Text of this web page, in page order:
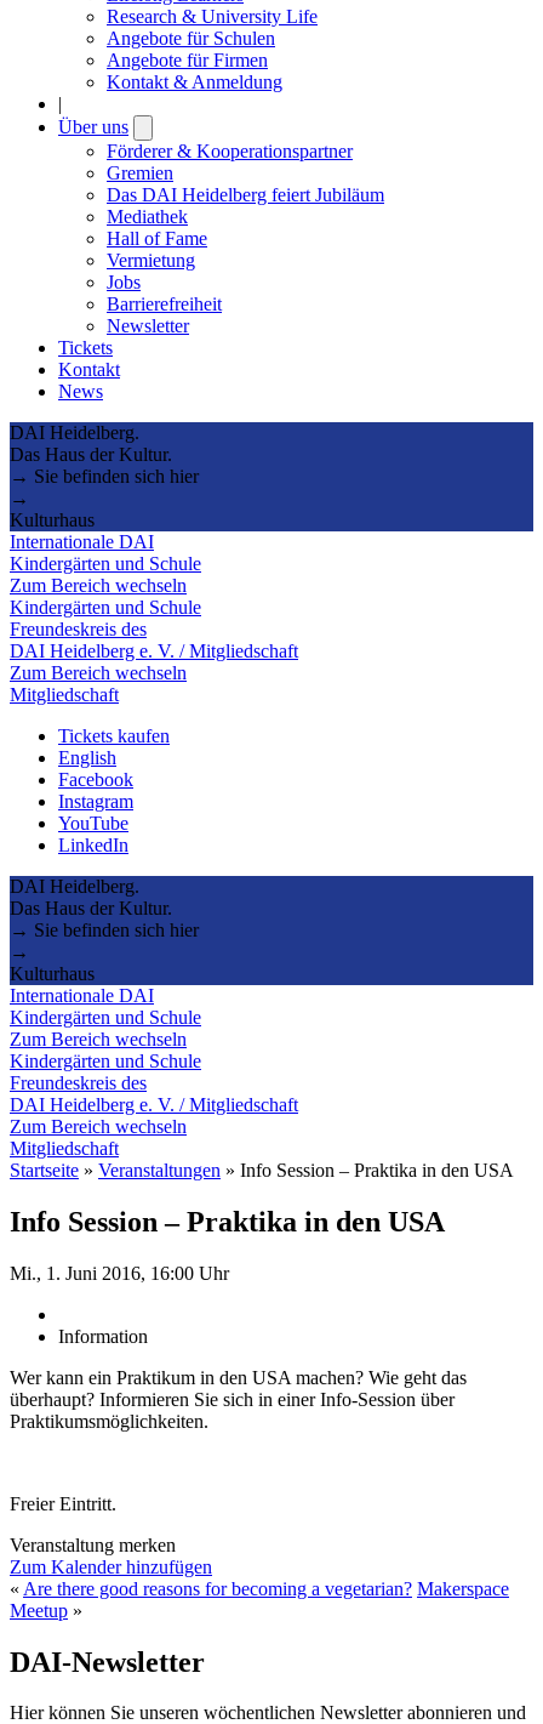
Research & University Life
Angebote für Schulen
Angebote für Firmen
Kontakt & Anmeldung
|
Über uns
submenu
Förderer & Kooperationspartner
Gremien
Das DAI Heidelberg feiert Jubiläum
Mediathek
Hall of Fame
Vermietung
Jobs
Barrierefreiheit
Newsletter
Tickets
Kontakt
News
DAI Heidelberg.
Das Haus der Kultur.
→ Sie befinden sich hier
→
Kulturhaus
Internationale DAI
Kindergärten und Schule
Zum Bereich wechseln
Kindergärten und Schule
Freundeskreis des
DAI Heidelberg e. V. / Mitgliedschaft
Zum Bereich wechseln
Mitgliedschaft
Tickets kaufen
English
Facebook
Instagram
YouTube
LinkedIn
DAI Heidelberg.
Das Haus der Kultur.
→ Sie befinden sich hier
→
Kulturhaus
Internationale DAI
Kindergärten und Schule
Zum Bereich wechseln
Kindergärten und Schule
Freundeskreis des
DAI Heidelberg e. V. / Mitgliedschaft
Zum Bereich wechseln
Mitgliedschaft
Startseite » Veranstaltungen » Info Session – Praktika in den USA
Info Session – Praktika in den USA
Mi., 1. Juni 2016, 16:00 Uhr
Information
Wer kann ein Praktikum in den USA machen? Wie geht das
überhaupt? Informieren Sie sich in einer Info-Session über
Praktikumsmöglichkeiten.
Freier Eintritt.
Veranstaltung merken
Zum Kalender hinzufügen
« Are there good reasons for becoming a vegetarian? Makerspace
Meetup »
DAI-Newsletter
Hier können Sie unseren wöchentlichen Newsletter abonnieren und